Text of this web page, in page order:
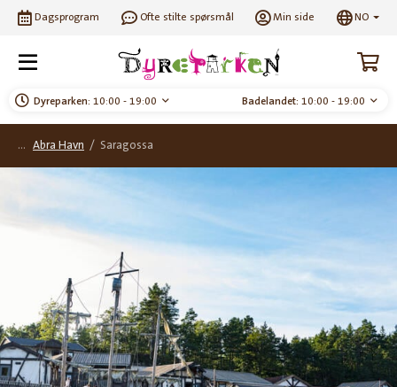
Dyreparken: 10:00 - 19:00 Badelandet: 10:00 - 19:00
Dagsprogram Ofte stilte spørsmål Min side NO
Abra Havn / Saragossa